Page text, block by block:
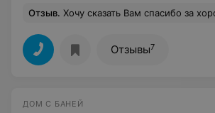
Отзыв. Хочу сказать Вам спасибо за хороший вечер, который мы провели в ресторане «У Пусловских». Кухня очень вкусная и сытная, все гости остались довольны; интерьер впечатлил, все аккуратно,
Отзывы7
ДОМ С БАНЕЙ